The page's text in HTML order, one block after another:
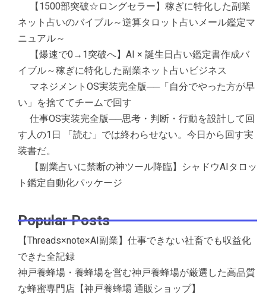
【1500部突破☆ロングセラー】稼ぎに特化した副業
ネット占いのバイブル～逆算タロット占いメール鑑定マ
ニュアル～
【爆速で0→1突破へ】AI × 誕生日占い鑑定書作成バ
イブル～稼ぎに特化した副業ネット占いビジネス
マネジメントOS実装完全版──「自分でやった方が早
い」を捨ててチームで回す
仕事OS実装完全版──思考・判断・行動を設計して回
す人の1日 「読む」では終わらせない。今日から回す実
装書だ。
【副業占いに禁断の神ツール降臨】シャドウAIタロッ
ト鑑定自動化パッケージ
Popular Posts
【Threads×note×AI副業】仕事できない社畜でも収益化
できた全記録
神戸養蜂場・養蜂場を営む神戸養蜂場が厳選した高品質
な蜂蜜専門店【神戸養蜂場 通販ショップ】